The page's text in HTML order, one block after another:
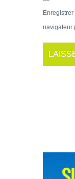
navigateur